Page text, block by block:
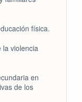
física.
la violencia
en
de los